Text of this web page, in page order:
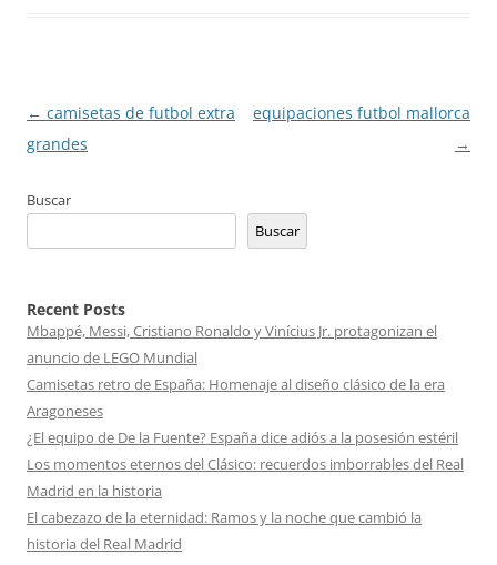
Navegación
de
← camisetas de futbol extra
grandes
equipaciones futbol mallorca
→
Buscar
Buscar
Recent Posts
Mbappé, Messi, Cristiano Ronaldo y Vinícius Jr. protagonizan el
anuncio de LEGO Mundial
Camisetas retro de España: Homenaje al diseño clásico de la era
Aragoneses
¿El equipo de De la Fuente? España dice adiós a la posesión estéril
Los momentos eternos del Clásico: recuerdos imborrables del Real
Madrid en la historia
El cabezazo de la eternidad: Ramos y la noche que cambió la
historia del Real Madrid